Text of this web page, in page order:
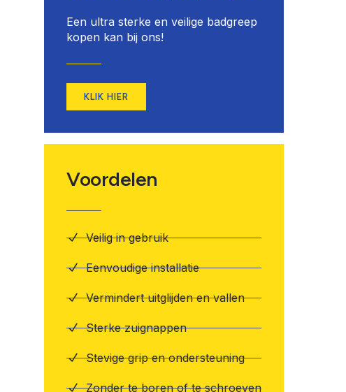
Een ultra sterke en veilige badgreep
kopen kan bij ons!
KLIK HIER
Voordelen
Veilig in gebruik
Eenvoudige installatie
Vermindert uitglijden en vallen
Sterke zuignappen
Stevige grip en ondersteuning
Zonder te boren of te schroeven